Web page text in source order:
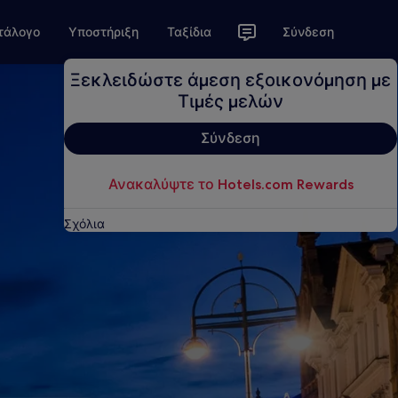
Υποστήριξη Ταξίδια Σύνδεση
Ξεκλειδώστε άμεση εξοικονόμηση με
Τιμές μελών
Σύνδεση
Ανακαλύψτε το Hotels.com Rewards
Σχόλια